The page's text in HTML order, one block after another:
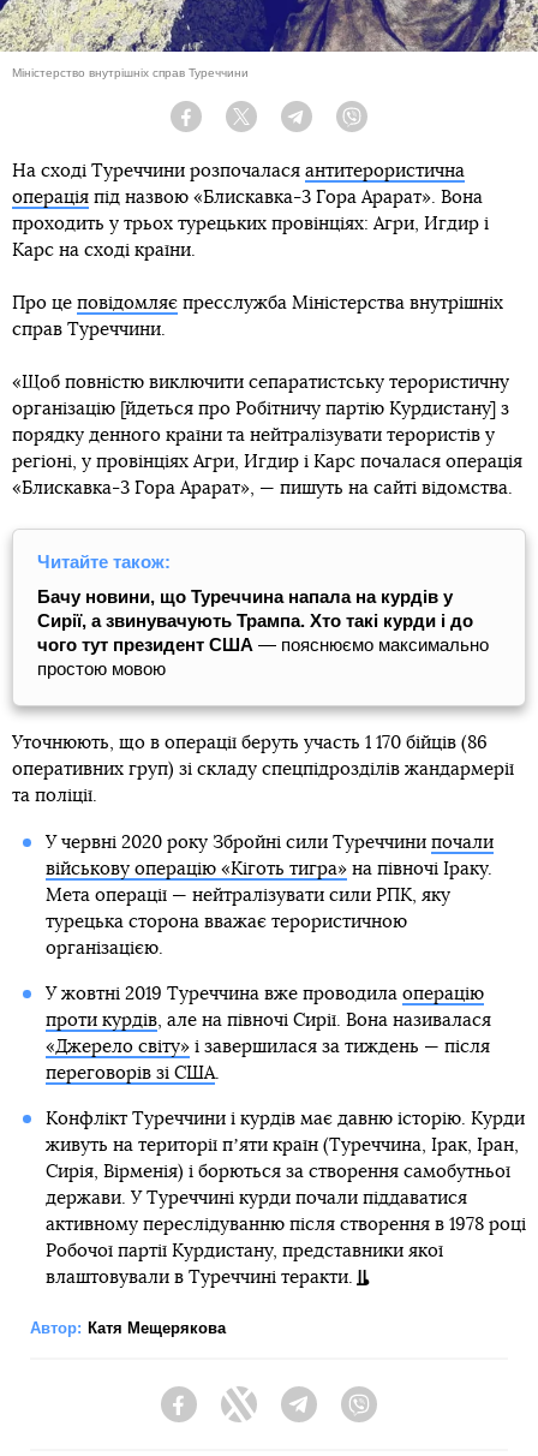
Міністерство внутрішніх справ Туреччини
Facebook Twitter Telegram
На сході Туреччини розпочалася антитерористична
операція під назвою «Блискавка-3 Гора Арарат». Вона
проходить у трьох турецьких провінціях: Агри, Игдир і
Карс на сході країни.
Про це повідомляє пресслужба Міністерства внутрішніх
справ Туреччини.
«Щоб повністю виключити сепаратистську терористичну
організацію [йдеться про Робітничу партію Курдистану] з
порядку денного країни та нейтралізувати терористів у
регіоні, у провінціях Агри, Игдир і Карс почалася операція
«Блискавка-3 Гора Арарат», — пишуть на сайті відомства.
Читайте також:
Бачу новини, що Туреччина напала на курдів у
Сирії, а звинувачують Трампа. Хто такі курди і до
чого тут президент США — пояснюємо максимально
простою мовою
Уточнюють, що в операції беруть участь 1 170 бійців (86
оперативних груп) зі складу спецпідрозділів жандармерії
та поліції.
У червні 2020 року Збройні сили Туреччини почали
військову операцію «Кіготь тигра»на півночі Іраку.
Мета операції — нейтралізувати сили РПК, яку
турецька сторона вважає терористичною
організацією.
У жовтні 2019 Туреччина вже проводила операцію
проти курдів, але на півночі Сирії. Вона називалася
«Джерело світу»і завершилася за тиждень — після
переговорів зі США.
Конфлікт Туреччини і курдів має давню історію. Курди
живуть на території пʼяти країн (Туреччина, Ірак, Іран,
Сирія, Вірменія) і борються за створення самобутньої
держави. У Туреччині курди почали піддаватися
активному переслідуванню після створення в 1978 році
Робочої партії Курдистану, представники якої
влаштовували в Туреччині теракти.
Автор: Катя Мещерякова
FacebookTwitter Telegram